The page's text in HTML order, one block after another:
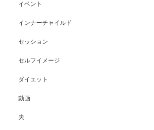
イベント
インナーチャイルド
セッション
セルフイメージ
ダイエット
動画
夫